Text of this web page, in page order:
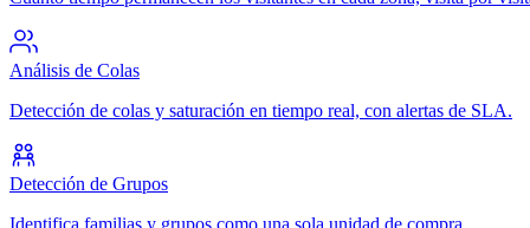
Análisis de Colas
Detección de colas y saturación en tiempo real, con alertas de SLA.
Detección de Grupos
Identifica familias y grupos como una sola unidad de compra.